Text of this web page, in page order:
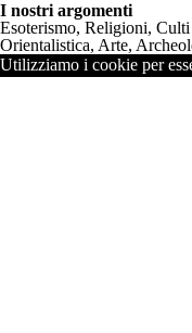
I nostri argomenti
Esoterismo, Religioni,
Orientalistica, Arte,
Utilizziamo i cookie per